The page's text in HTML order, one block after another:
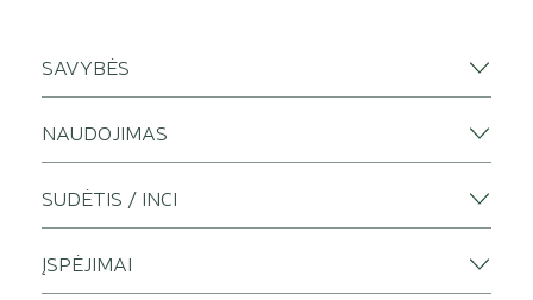
SAVYBĖS
NAUDOJIMAS
SUDĖTIS / INCI
ĮSPĖJIMAI